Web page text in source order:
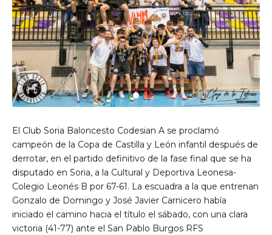
El Club Soria Baloncesto Codesian A se proclamó
campeón de la Copa de Castilla y León infantil después de
derrotar, en el partido definitivo de la fase final que se ha
disputado en Soria, a la Cultural y Deportiva Leonesa-
Colegio Leonés B por 67-61. La escuadra a la que entrenan
Gonzalo de Domingo y José Javier Carnicero había
iniciado el camino hacia el título el sábado, con una clara
victoria (41-77) ante el San Pablo Burgos RFS